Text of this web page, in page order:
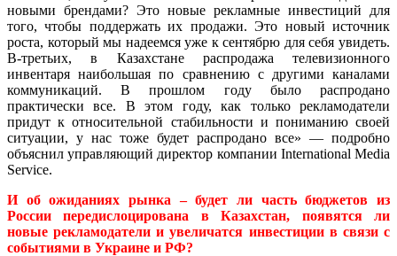
новыми брендами? Это новые рекламные инвестиций для
того, чтобы поддержать их продажи. Это новый источник
роста, который мы надеемся уже к сентябрю для себя увидеть.
В-третьих, в Казахстане распродажа телевизионного
инвентаря наибольшая по сравнению с другими каналами
коммуникаций. В прошлом году было распродано
практически все. В этом году, как только рекламодатели
придут к относительной стабильности и пониманию своей
ситуации, у нас тоже будет распродано все» — подробно
объяснил управляющий директор компании International Media
Service.
И об ожиданиях рынка – будет ли часть бюджетов из
России передислоцирована в Казахстан, появятся ли
новые рекламодатели и увеличатся инвестиции в связи с
событиями в Украине и РФ?